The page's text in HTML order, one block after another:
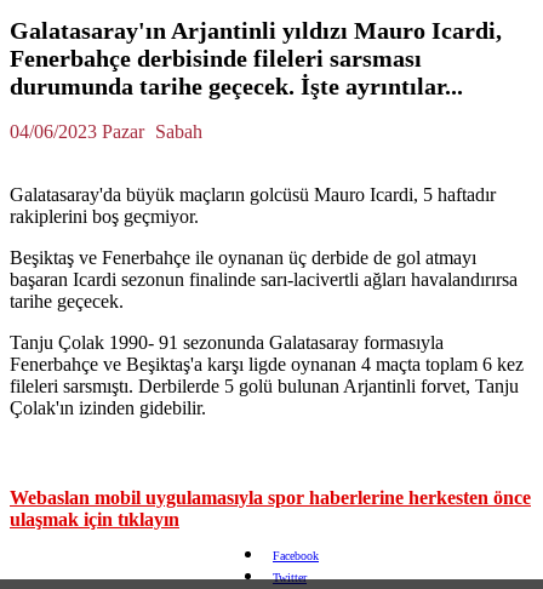
Galatasaray'ın Arjantinli yıldızı Mauro Icardi,
Fenerbahçe derbisinde fileleri sarsması
durumunda tarihe geçecek. İşte ayrıntılar...
04/06/2023 Pazar Sabah
Galatasaray'da büyük maçların golcüsü Mauro Icardi, 5 haftadır
rakiplerini boş geçmiyor.
Beşiktaş ve Fenerbahçe ile oynanan üç derbide de gol atmayı
başaran Icardi sezonun finalinde sarı-lacivertli ağları havalandırırsa
tarihe geçecek.
Tanju Çolak 1990- 91 sezonunda Galatasaray formasıyla
Fenerbahçe ve Beşiktaş'a karşı ligde oynanan 4 maçta toplam 6 kez
fileleri sarsmıştı. Derbilerde 5 golü bulunan Arjantinli forvet, Tanju
Çolak'ın izinden gidebilir.
Webaslan mobil uygulamasıyla spor haberlerine herkesten önce
ulaşmak için tıklayın
Facebook
Twitter